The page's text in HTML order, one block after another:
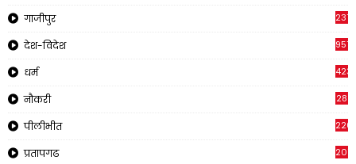
गाजीपुर 237
देश-विदेश 957
धर्म 423
नौकरी 28
पीलीभीत
प्रतापगढ 2011